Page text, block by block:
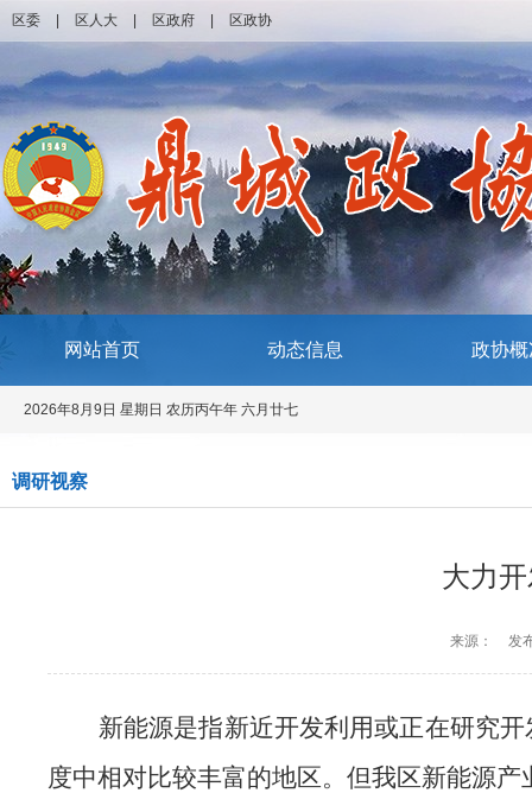
区委 区人大 区政府 区政协
网站首页 动态信息 政协概
2026年8月9日 星期日 农历丙午年 六月廿七
调研视察
大力
来源： 发
新能源是指新近开发利用或正在研究
度中相对比较丰富的地区。 但我区新能源产